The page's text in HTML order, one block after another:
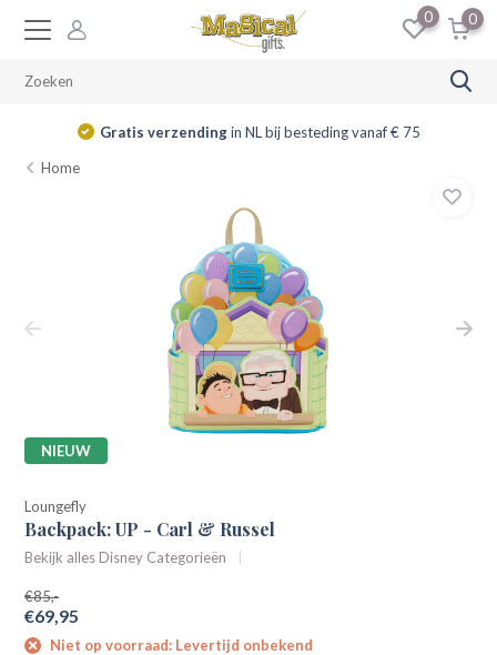
0 0
Gratis verzendingin NL bij besteding vanaf € 75
Home
NIEUW
Loungefly
Backpack: UP - Carl & Russel
Bekijk alles Disney Categorieën
€85,-
€69,95
Niet op voorraad: Levertijd onbekend